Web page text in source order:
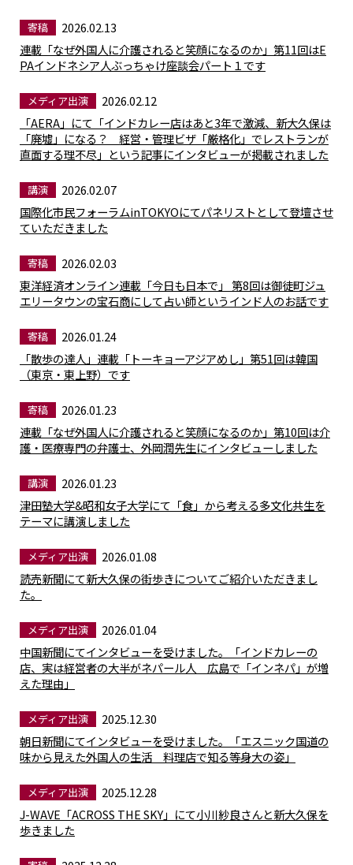
寄稿
2026.02.13
連載「なぜ外国人に介護されると笑顔になるのか」第11回はE
PAインドネシア人ぶっちゃけ座談会パート１です
メディア出演
2026.02.12
「AERA」にて「インドカレー店はあと3年で激減、新大久保は
「廃墟」になる？ 経営・管理ビザ「厳格化」でレストランが
直面する理不尽」という記事にインタビューが掲載されました
講演
2026.02.07
国際化市民フォーラムinTOKYOにてパネリストとして登壇させ
ていただきました
寄稿
2026.02.03
東洋経済オンライン連載「今日も日本で」 第8回は御徒町ジュ
エリータウンの宝石商にして占い師というインド人のお話です
寄稿
2026.01.24
「散歩の達人」連載「トーキョーアジアめし」第51回は韓国
（東京・東上野）です
寄稿
2026.01.23
連載「なぜ外国人に介護されると笑顔になるのか」第10回は介
護・医療専門の弁護士、外岡潤先生にインタビューしました
講演
2026.01.23
津田塾大学&昭和女子大学にて「食」から考える多文化共生を
テーマに講演しました
メディア出演
2026.01.08
読売新聞にて新大久保の街歩きについてご紹介いただきまし
た。
メディア出演
2026.01.04
中国新聞にてインタビューを受けました。「インドカレーの
店、実は経営者の大半がネパール人 広島で「インネパ」が増
えた理由」
メディア出演
2025.12.30
朝日新聞にてインタビューを受けました。「エスニック国道の
味から見えた外国人の生活 料理店で知る等身大の姿」
メディア出演
2025.12.28
J-WAVE「ACROSS THE SKY」にて小川紗良さんと新大久保を
歩きました